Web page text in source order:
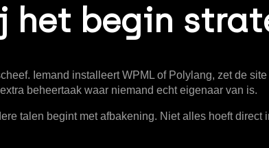
het begin
Iemand installeert WPML of Polylang, zet de
beheertaak waar niemand echt eigenaar van is.
talen begint met afbakening. Niet alles hoeft direct